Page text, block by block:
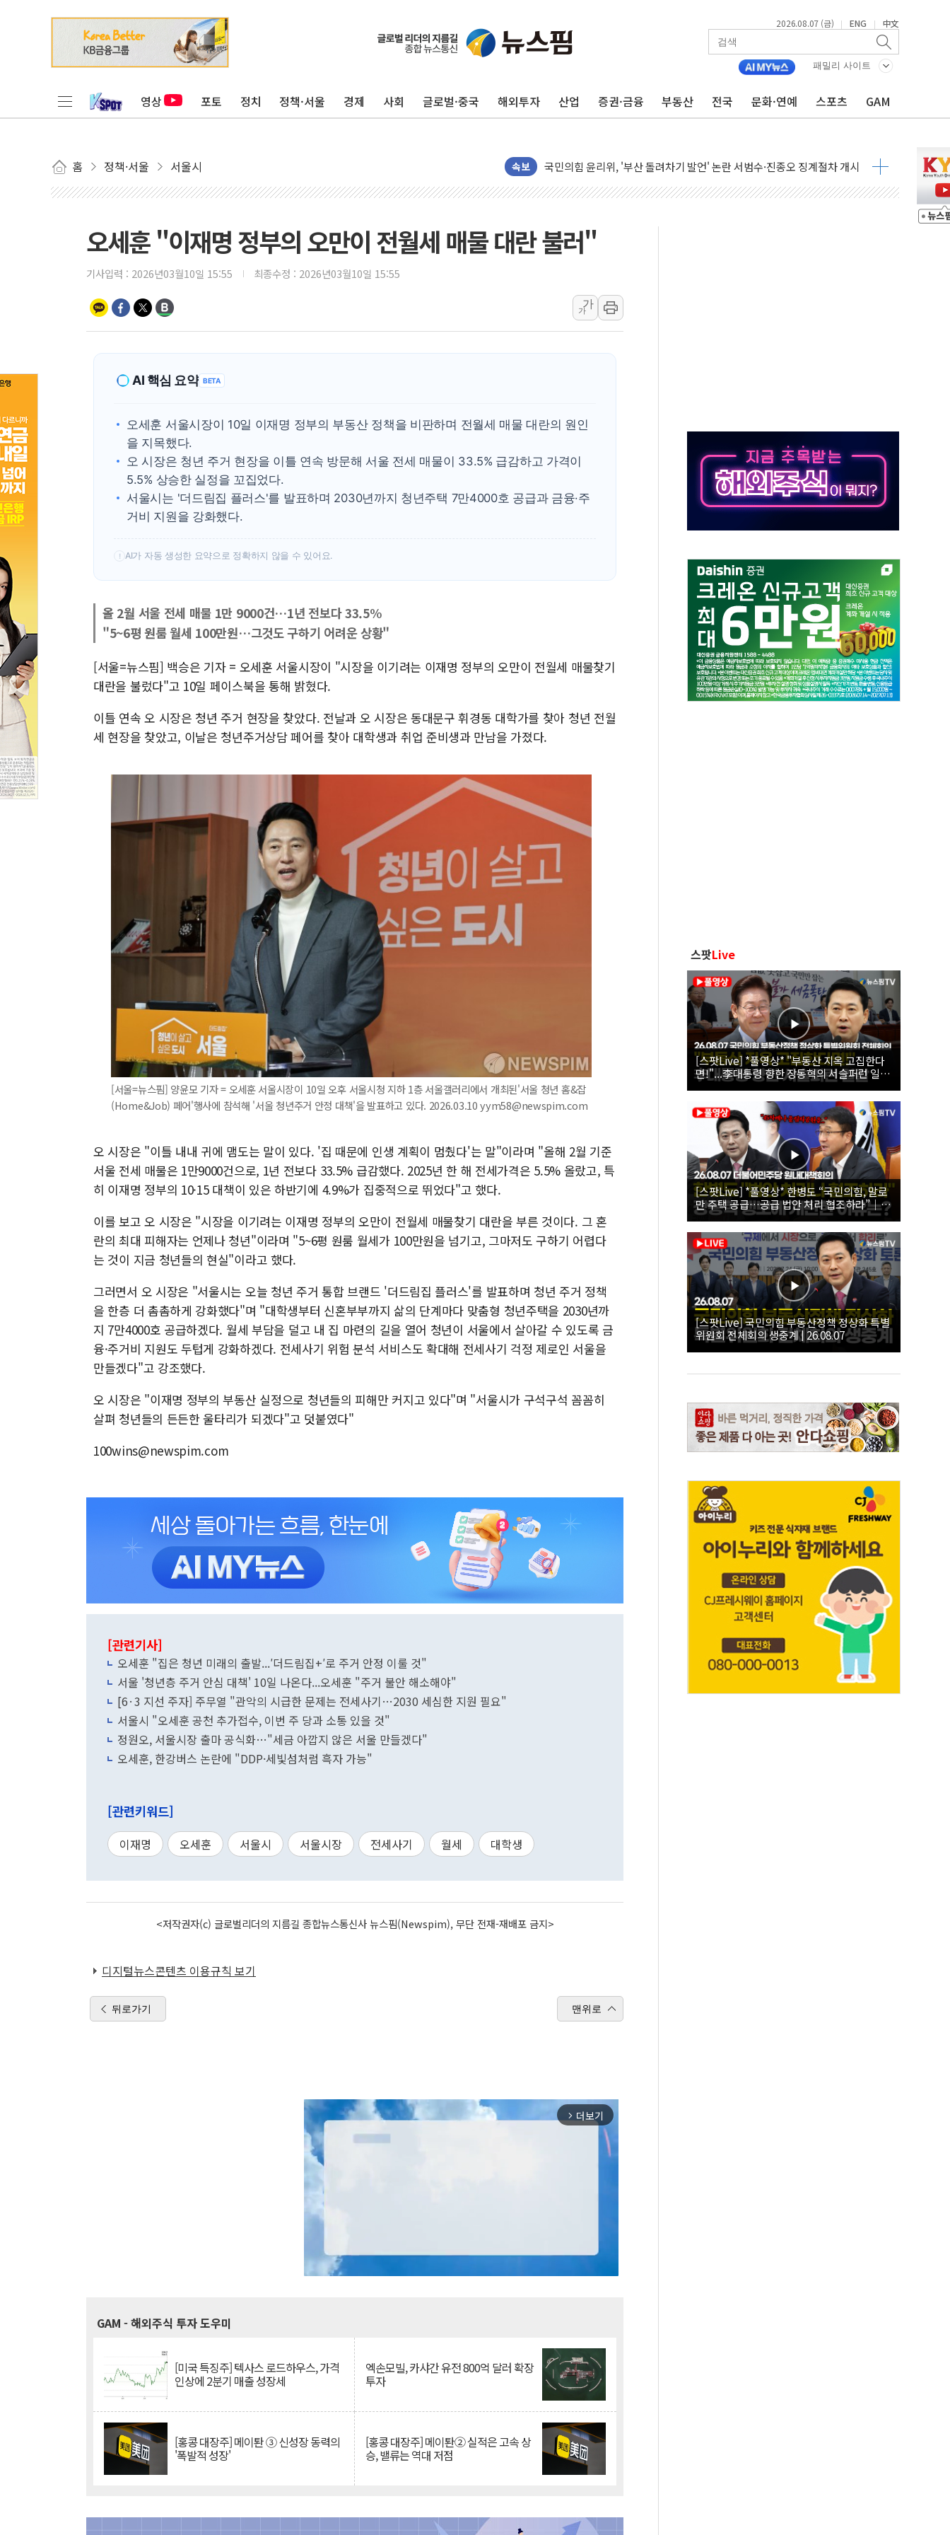
2026.08.07 (금) | ENG | 中文
패밀리 사이트
영상 포토 정치 정책·서울 경제 사회 글로벌·중국 해외투자 산업 증권·금융 부동산 전국 문화·연예 스포츠 GAM
홈 정책·서울 서울시 속보
인도, 바이오가스 생산에 3.5조원 투입키로...'에너지 자립' 일환
신인류콘텐츠, 핀란드 AI 기업 Audission Oy와 운영 파트너십 체결
"일부 존치" vs "전면 개발"…서리풀2구역 갈등, 협의 테이블에
국민의힘 윤리위, '부산 돌려차기 발언' 논란 서범수·진종오 징계절차 개시
수박으로 여름 나는 하마
캠코, 5918억원 규모 압류재산 1506건 공매
[시승기] 공간·승차감 잡은 볼보 EX90…'올 터치'는 호불호
돌아온 홈플러스
[종합] 청도 흥선리 야산 산불 1시간36분만에 주불진화....인명피해 없어
한미 법카 제보자 "신동국과 무관…자료는 전·현직 직원으로부터 확보"
라인게임즈, '콰이어트' 테스트 참가자 3만 명 돌파
SKT, '8월 월간 럭키 페스타' 실시...휴대폰 결제 최대 6000원 할인
LG헬로비전 '헬로모바일', 교보문고 제휴 전자책 요금제 출시
KTis, 02-114로 카카오 T 택시 호출 서비스
오세훈 "이재명 정부의 오만이 전월세 매물 대란 불러"
기사입력 : 2026년03월10일 15:55 최종수정 : 2026년03월10일 15:55
가
가
AI 핵심 요약 BETA
오세훈 서울시장이 10일 이재명 정부의 부동산 정책을 비판하며 전월세 매물 대란의 원인
을 지목했다.
오 시장은 청년 주거 현장을 이틀 연속 방문해 서울 전세 매물이 33.5% 급감하고 가격이
5.5% 상승한 실정을 꼬집었다.
서울시는 '더드림집 플러스'를 발표하며 2030년까지 청년주택 7만4000호 공급과 금융·주
거비 지원을 강화했다.
! AI가 자동 생성한 요약으로 정확하지 않을 수 있어요.
올 2월 서울 전세 매물 1만 9000건…1년 전보다 33.5%
"5~6평 원룸 월세 100만원…그것도 구하기 어려운 상황"
[서울=뉴스핌] 백승은 기자 = 오세훈 서울시장이 "시장을 이기려는 이재명 정부의 오만이 전월세 매물찾기
대란을 불렀다"고 10일 페이스북을 통해 밝혔다.
이틀 연속 오 시장은 청년 주거 현장을 찾았다. 전날과 오 시장은 동대문구 휘경동 대학가를 찾아 청년 전월
세 현장을 찾았고, 이날은 청년주거상담 페어를 찾아 대학생과 취업 준비생과 만남을 가졌다.
[서울=뉴스핌] 양윤모 기자 = 오세훈 서울시장이 10일 오후 서울시청 지하 1층 서울갤러리에서 개최된'서울 청년 홈&잡
(Home&Job) 페어'행사에 참석해 '서울 청년주거 안정 대책'을 발표하고 있다. 2026.03.10 yym58@newspim.com
오 시장은 "이틀 내내 귀에 맴도는 말이 있다. '집 때문에 인생 계획이 멈췄다'는 말"이라며 "올해 2월 기준
서울 전세 매물은 1만9000건으로, 1년 전보다 33.5% 급감했다. 2025년 한 해 전세가격은 5.5% 올랐고, 특
히 이재명 정부의 10·15 대책이 있은 하반기에 4.9%가 집중적으로 뛰었다"고 했다.
이를 보고 오 시장은 "시장을 이기려는 이재명 정부의 오만이 전월세 매물찾기 대란을 부른 것이다. 그 혼
란의 최대 피해자는 언제나 청년"이라며 "5~6평 원룸 월세가 100만원을 넘기고, 그마저도 구하기 어렵다
는 것이 지금 청년들의 현실"이라고 했다.
그러면서 오 시장은 "서울시는 오늘 청년 주거 통합 브랜드 '더드림집 플러스'를 발표하며 청년 주거 정책
을 한층 더 촘촘하게 강화했다"며 "대학생부터 신혼부부까지 삶의 단계마다 맞춤형 청년주택을 2030년까
지 7만4000호 공급하겠다. 월세 부담을 덜고 내 집 마련의 길을 열어 청년이 서울에서 살아갈 수 있도록 금
융·주거비 지원도 두텁게 강화하겠다. 전세사기 위험 분석 서비스도 확대해 전세사기 걱정 제로인 서울을
만들겠다"고 강조했다.
오 시장은 "이재명 정부의 부동산 실정으로 청년들의 피해만 커지고 있다"며 "서울시가 구석구석 꼼꼼히
살펴 청년들의 든든한 울타리가 되겠다"고 덧붙였다"
100wins@newspim.com
[관련기사]
오세훈 "집은 청년 미래의 출발...′더드림집+′로 주거 안정 이룰 것"
서울 '청년층 주거 안심 대책' 10일 나온다...오세훈 "주거 불안 해소해야"
[6·3 지선 주자] 주무열 "관악의 시급한 문제는 전세사기…2030 세심한 지원 필요"
서울시 "오세훈 공천 추가접수, 이번 주 당과 소통 있을 것"
정원오, 서울시장 출마 공식화…"세금 아깝지 않은 서울 만들겠다"
오세훈, 한강버스 논란에 "DDP·세빛섬처럼 흑자 가능"
[관련키워드]
이재명 오세훈 서울시 서울시장 전세사기 월세 대학생
<저작권자(c) 글로벌리더의 지름길 종합뉴스통신사 뉴스핌(Newspim), 무단 전재-재배포 금지>
디지털뉴스콘텐츠 이용규칙 보기
뒤로가기 맨위로
arrow_forward_ios 더보기
GAM - 해외주식 투자 도우미
[미국 특징주] 텍사스 로드하우스, 가격
인상에 2분기 매출 성장세
엑손모빌, 카샤간 유전 800억 달러 확장
투자
[홍콩 대장주] 메이퇀 ③ 신성장 동력의
'폭발적 성장'
[홍콩 대장주] 메이퇀② 실적은 고속 상
승, 밸류는 역대 저점
스팟Live
[스팟Live] *풀영상* "부동산 지옥 고집한다
면!"...李대통령 향한 장동혁의 서슬퍼런 일갈
| 26.08.07 국민의힘 부동산정책 정상화 특별
위원회 전체회의
[스팟Live] *풀영상* 한병도 “국민의힘, 말로
만 주택 공급…공급 법안 처리 협조하라”｜
26.08.07 더불어민주당 원내대책회의
[스팟Live] 국민의힘 부동산정책 정상화 특별
위원회 전체회의 생중계 | 26.08.07